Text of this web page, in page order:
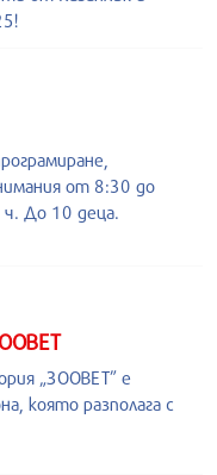
от 8:30 до
ч. До 10 деца.
„ЗООВЕТ” е
която разполага с